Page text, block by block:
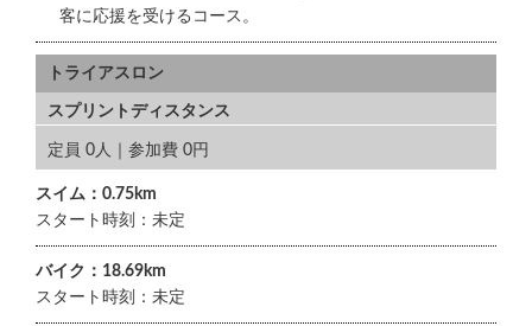
客に応援を受けるコース。
トライアスロン
スプリントディスタンス
定員 0人｜参加費 0円
スイム：0.75km
スタート時刻：未定
バイク：18.69km
スタート時刻：未定